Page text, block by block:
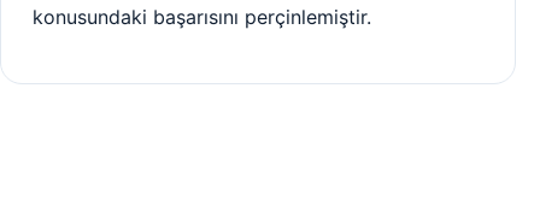
konusundaki başarısını perçinlemiştir.